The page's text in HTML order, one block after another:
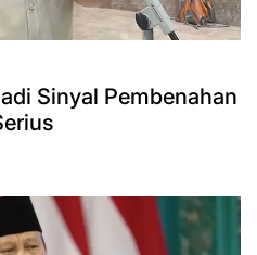
Sinyal Pembenahan